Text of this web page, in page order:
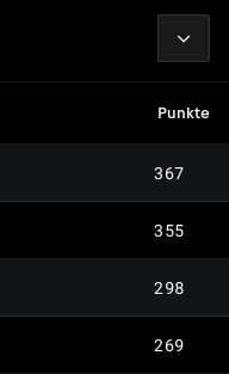
Punkte
367
355
298
269